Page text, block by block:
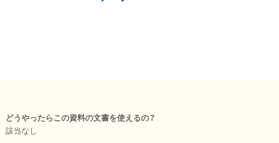
どうやったらこの資料の文書を使えるの？
該当なし